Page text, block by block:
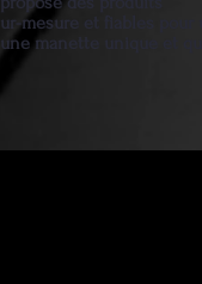
ur-mesure et fiables pour
une manette unique et